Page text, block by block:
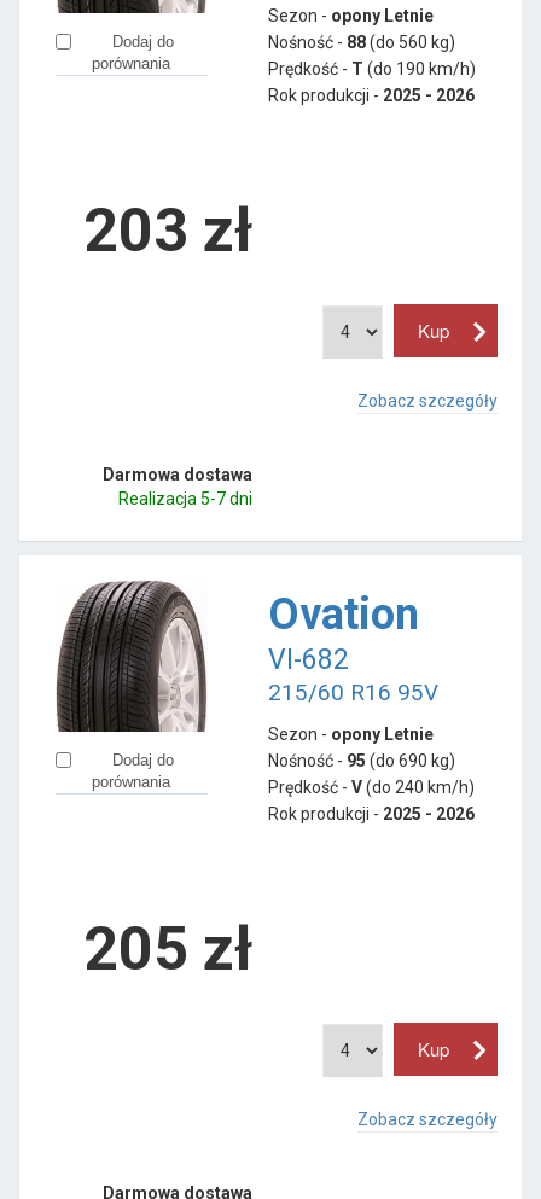
Dodaj do
porównania
Sezon - opony Letnie
Nośność - 88(do 560 kg)
Prędkość - T (do 190 km/h)
Rok produkcji - 2025 - 2026
203 zł
Zobacz szczegóły
Darmowa dostawa
Realizacja 5-7 dni
Dodaj do
porównania
Ovation
VI-682
215/60 R16 95V
Sezon - opony Letnie
Nośność - 95 (do 690 kg)
Prędkość - V(do 240 km/h)
Rok produkcji - 2025 - 2026
205 zł
Zobacz szczegóły
Darmowa dostawa